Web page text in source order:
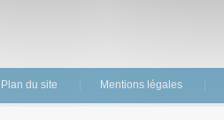
Plan du site Mentions légales